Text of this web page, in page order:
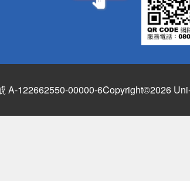
A-122662550-00000-6Copyright©2026